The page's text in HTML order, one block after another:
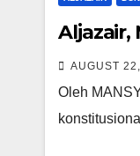
Aljazair,
AUGUST
Oleh